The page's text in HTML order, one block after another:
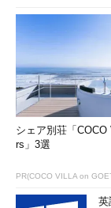
シェア別荘「COCO
rs」3選
PR(COCO VILLA on
英